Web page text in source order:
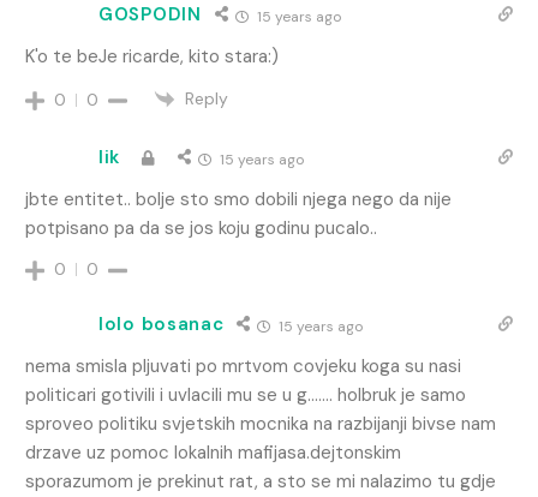
GOSPODIN 15 years ago
K'o te beJe ricarde, kito stara:)
0 0 Reply
lik 15 years ago
jbte entitet.. bolje sto smo dobili njega nego da nije
potpisano pa da se jos koju godinu pucalo..
0 0
lolo bosanac 15 years ago
nema smisla pljuvati po mrtvom covjeku koga su nasi
politicari gotivili i uvlacili mu se u g……. holbruk je samo
sproveo politiku svjetskih mocnika na razbijanji bivse nam
drzave uz pomoc lokalnih mafijasa.dejtonskim
sporazumom je prekinut rat, a sto se mi nalazimo tu gdje